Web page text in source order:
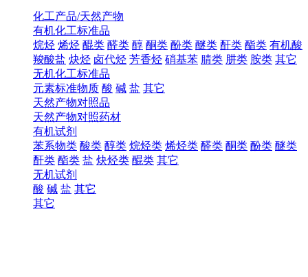
化工产品/天然产物
有机化工标准品
烷烃 烯烃 醌类 醛类 醇 酮类 酚类 醚类 酐类 酯类 有机酸
羧酸盐 炔烃 卤代烃 芳香烃 硝基苯 腈类 肼类 胺类 其它
无机化工标准品
元素标准物质 酸 碱 盐 其它
天然产物对照品
天然产物对照药材
有机试剂
苯系物类 酸类 醇类 烷烃类 烯烃类 醛类 酮类 酚类 醚类
酐类 酯类 盐 炔烃类 醌类 其它
无机试剂
酸 碱 盐 其它
其它